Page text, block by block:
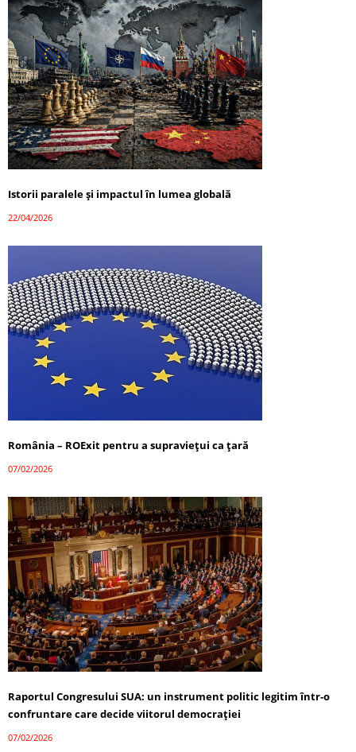
Istorii paralele și impactul în lumea globală
22/04/2026
România – ROExit pentru a supraviețui ca țară
07/02/2026
Raportul Congresului SUA: un instrument politic legitim într-o
confruntare care decide viitorul democrației
07/02/2026